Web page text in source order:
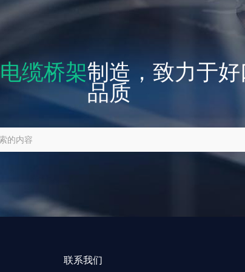
电缆桥架制造，致力于
品质
联系我们